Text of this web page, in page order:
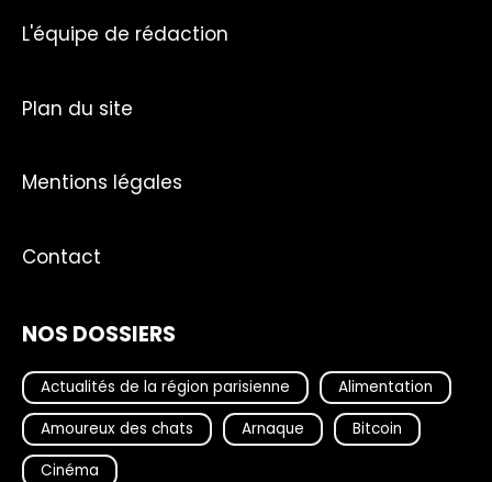
L'équipe de rédaction
Plan du site
Mentions légales
Contact
NOS DOSSIERS
Actualités de la région parisienne
Alimentation
Amoureux des chats
Arnaque
Bitcoin
Cinéma